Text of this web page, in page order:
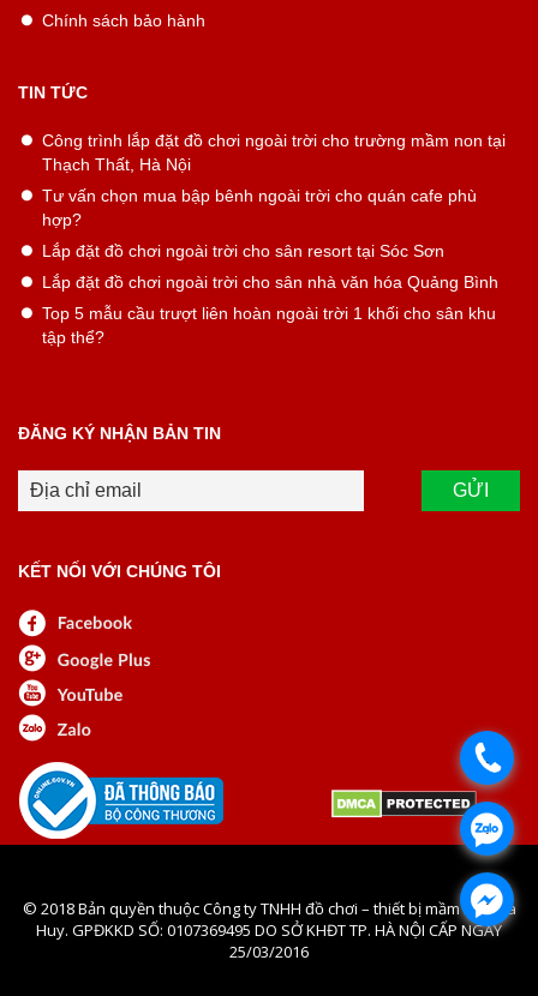
Chính sách bảo hành
TIN TỨC
Công trình lắp đặt đồ chơi ngoài trời cho trường mầm non tại
Thạch Thất, Hà Nội
Tư vấn chọn mua bập bênh ngoài trời cho quán cafe phù
hợp?
Lắp đặt đồ chơi ngoài trời cho sân resort tại Sóc Sơn
Lắp đặt đồ chơi ngoài trời cho sân nhà văn hóa Quảng Bình
Top 5 mẫu cầu trượt liên hoàn ngoài trời 1 khối cho sân khu
tập thể?
ĐĂNG KÝ NHẬN BẢN TIN
KẾT NỐI VỚI CHÚNG TÔI
© 2018 Bản quyền thuộc Công ty TNHH đồ chơi – thiết bị mầm non Hà
Huy. GPĐKKD SỐ: 0107369495 DO SỞ KHĐT TP. HÀ NỘI CẤP NGÀY
25/03/2016
.
.
.